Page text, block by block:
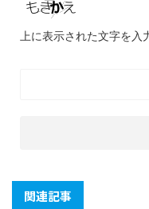
上に表示された文字を入
関連記事